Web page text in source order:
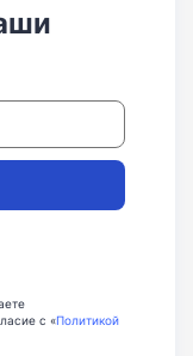
с «Политикой